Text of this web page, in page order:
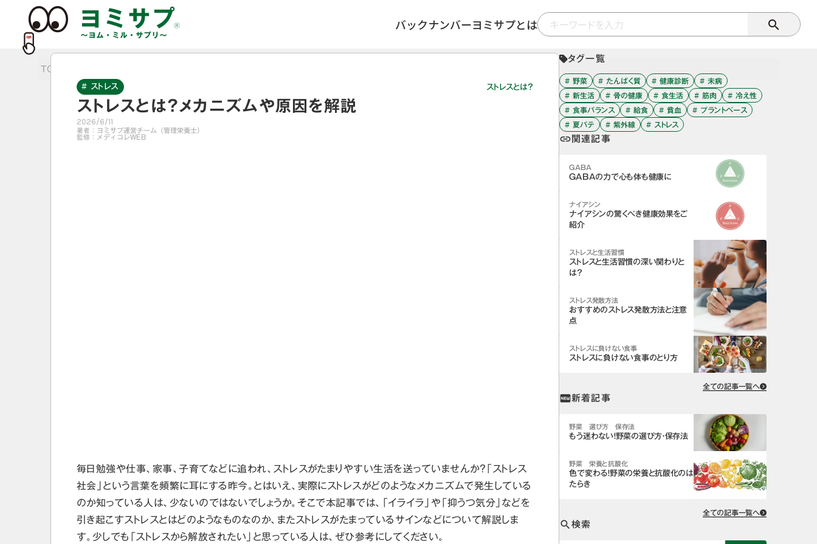
バックナンバーヨミサプとは search
TOP
# ストレス ストレスとは？
ストレスとは？メカニズムや原因を解説
2026/6/11
著者： ヨミサプ運営チーム（管理栄養士）
監修： メディコレWEB
毎日勉強や仕事、家事、子育てなどに追われ、ストレスがたまりやすい生活を送っていませんか？「ストレス
社会」という言葉を頻繁に耳にする昨今。とはいえ、実際にストレスがどのようなメカニズムで発生している
のか知っている人は、少ないのではないでしょうか。そこで本記事では、「イライラ」や「抑うつ気分」などを
引き起こすストレスとはどのようなものなのか、またストレスがたまっているサインなどについて解説しま
す。少しでも「ストレスから解放されたい」と思っている人は、ぜひ参考にしてください。
タグ一覧
# 野菜 # たんぱく質 # 健康診断
# 未病
# 新生活
# 骨の健康 # 食生活 # 筋肉
# 冷え性
# 食事バランス
# 給食 # 貧血
# プラントベース
# 夏バテ
# 紫外線 # ストレス
link関連記事
GABA
GABAの力で心も体も健康に
ナイアシン
ナイアシンの驚くべき健康効果をご
紹介
ストレスと生活習慣
ストレスと生活習慣の深い関わりと
は？
ストレス発散方法
おすすめのストレス発散方法と注意
点
ストレスに負けない食事
ストレスに負けない食事のとり方
全ての記事一覧へ
fiber_new新着記事
野菜 選び方 保存法
もう迷わない！野菜の選び方・保存法
野菜 栄養と抗酸化
色で変わる！野菜の栄養と抗酸化のは
たらき
全ての記事一覧へ
search検索